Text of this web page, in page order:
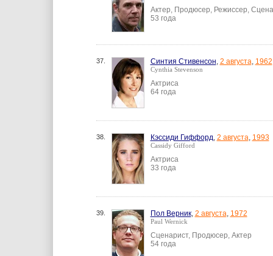
Актер, Продюсер, Режиссер,
53 года
37. Синтия Стивенсон, 2 августа, 1962
Cynthia Stevenson
Актриса
64 года
38. Кэссиди Гиффорд, 2 августа, 1993
Cassidy Gifford
Актриса
33 года
39. Пол Верник, 2 августа, 1972
Paul Wernick
Сценарист, Продюсер, Актер
54 года